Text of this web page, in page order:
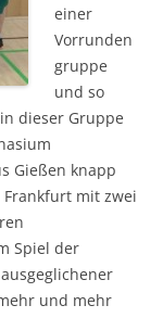
einer
Vorrunden
gruppe
und so
dieser Gruppe
Gießen knapp
Frankfurt mit zwei
Spiel der
und mehr